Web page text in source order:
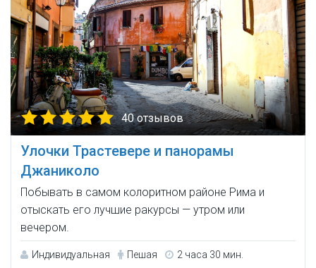
40 отзывов
Улочки Трастевере и панорамы
Джаниколо
Побывать в самом колоритном районе Рима и
отыскать его лучшие ракурсы — утром или
вечером.
Индивидуальная Пешая 2 часа 30 мин.